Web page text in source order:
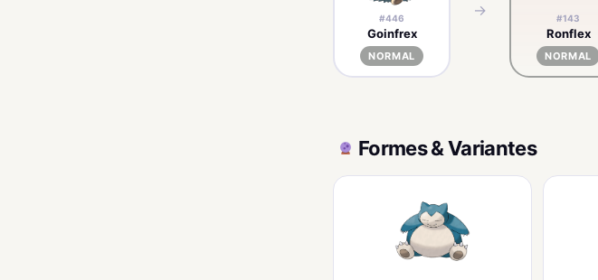
#446
Goinfrex
NORMAL
→ #143
Ronflex
NORMAL
Formes & Variantes